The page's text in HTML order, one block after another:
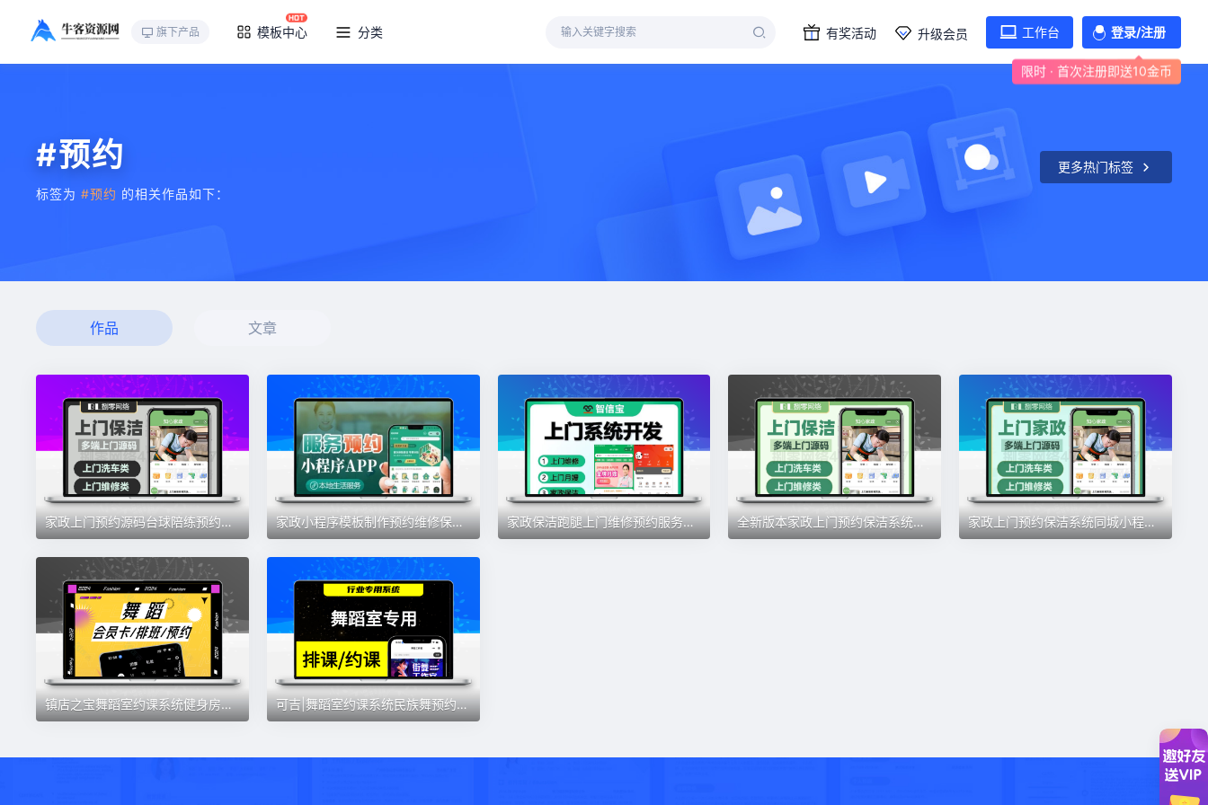
旗下产品 模板中心 分类 有奖活动 升级会员 工作台 登录/注册
限时 · 首次注册即送10金币
#预约
标签为 #预约 的相关作品如下：
更多热门标签
作品 文章
家政上门预约源码台球陪练预约同城小程序h5版保洁私有化部署定制 家政小程序模板制作预约维修保洁上门服务系统师傅入驻派单源码 家政保洁跑腿上门维修预约服务小程序派单商家入驻域代理源码 全新版本家政上门预约保洁系统同城小程序h5台球陪练源码部署定制 家政上门预约保洁系统同城小程序h5版本台球陪练预约源码部署定制
镇店之宝舞蹈室约课系统健身房瑜伽馆约课预约管理软件小程序源码 可吉|舞蹈室约课系统民族舞预约核销管理软件瑜伽微信小程序正版